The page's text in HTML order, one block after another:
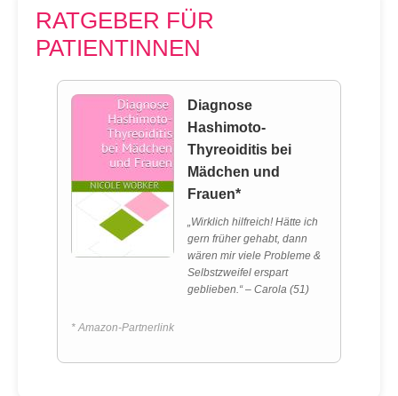
RATGEBER FÜR
PATIENTINNEN
Diagnose
Hashimoto-
Thyreoiditis bei
Mädchen und
Frauen*
„Wirklich hilfreich! Hätte ich
gern früher gehabt, dann
wären mir viele Probleme &
Selbstzweifel erspart
geblieben.“ – Carola (51)
* Amazon-Partnerlink